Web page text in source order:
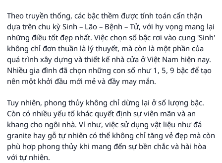
Theo truyền thống, các bậc thềm được tính toán cẩn thận
dựa trên chu kỳ Sinh – Lão – Bệnh – Tử, với hy vọng mang lại
những điều tốt đẹp nhất. Việc chọn số bậc rơi vào cung 'Sinh'
không chỉ đơn thuần là lý thuyết, mà còn là một phần của
quá trình xây dựng và thiết kế nhà cửa ở Việt Nam hiện nay.
Nhiều gia đình đã chọn những con số như 1, 5, 9 bậc để tạo
nên một khởi đầu mới mẻ và đầy may mắn.
Tuy nhiên, phong thủy không chỉ dừng lại ở số lượng bậc.
Còn có nhiều yếu tố khác quyết định sự viên mãn và an
khang cho ngôi nhà. Ví như, việc sử dụng vật liệu như đá
granite hay gỗ tự nhiên có thể không chỉ tăng vẻ đẹp mà còn
phù hợp phong thủy khi mang đến sự bền chắc và hài hòa
với tự nhiên.